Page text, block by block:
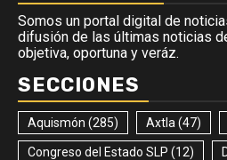
Somos un portal digital de
difusión de las últimas noticias
objetiva, oportuna y veráz.
SECCIONES
Aquismón (285) Axtla (47)
Congreso del Estado SLP (12)